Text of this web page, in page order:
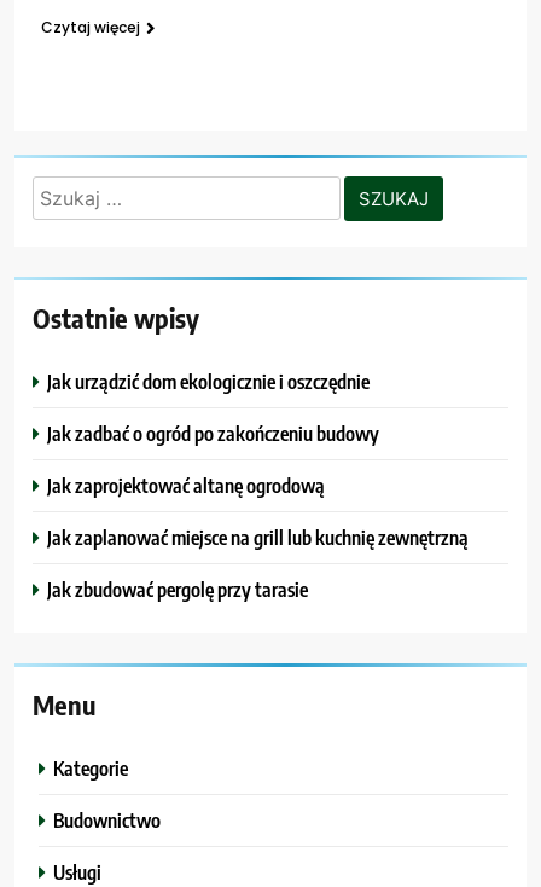
Czytaj więcej
Szukaj:
Ostatnie wpisy
Jak urządzić dom ekologicznie i oszczędnie
Jak zadbać o ogród po zakończeniu budowy
Jak zaprojektować altanę ogrodową
Jak zaplanować miejsce na grill lub kuchnię zewnętrzną
Jak zbudować pergolę przy tarasie
Menu
Kategorie
Budownictwo
Usługi